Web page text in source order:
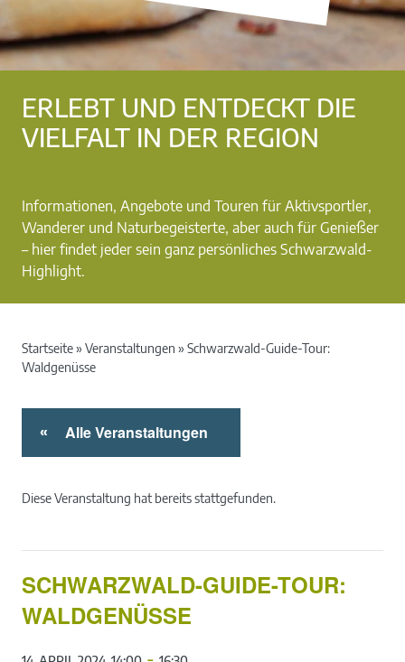
ERLEBT UND ENTDECKT DIE
VIELFALT IN DER REGION
Informationen, Angebote und Touren für Aktivsportler,
Wanderer und Naturbegeisterte, aber auch für Genießer
– hier findet jeder sein ganz persönliches Schwarzwald-
Highlight.
Startseite» Veranstaltungen » Schwarzwald-Guide-Tour:
Waldgenüsse
« Alle Veranstaltungen
Diese Veranstaltung hat bereits stattgefunden.
SCHWARZWALD-GUIDE-TOUR:
WALDGENÜSSE